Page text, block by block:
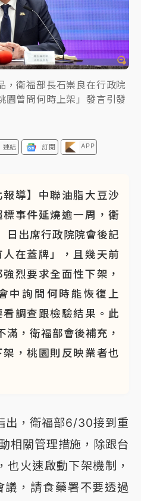
雨量破百毫米 水塔、雨棚
合」出發工程冒險島 邀社
」逼近劃設警戒區 違規戲
烈降水 本周天氣展望「多
，衛福部長石崇良在行政院
園曾問何時上架」發言引發
連結 訂閱 APP
報導】中聯油脂大豆沙
事件延燒逾一周，衛
日出席行政院院會後記
在蓋牌」，且幾天前
烈要求全面性下架，
中詢問何時能恢復上
調查跟檢驗結果。此
滿，衛福部會後補充，
，桃園則反映業者也
出，衛福部6/30接到重
相關管理措施，除跟台
也火速啟動下架機制，
，請食藥署不要透過